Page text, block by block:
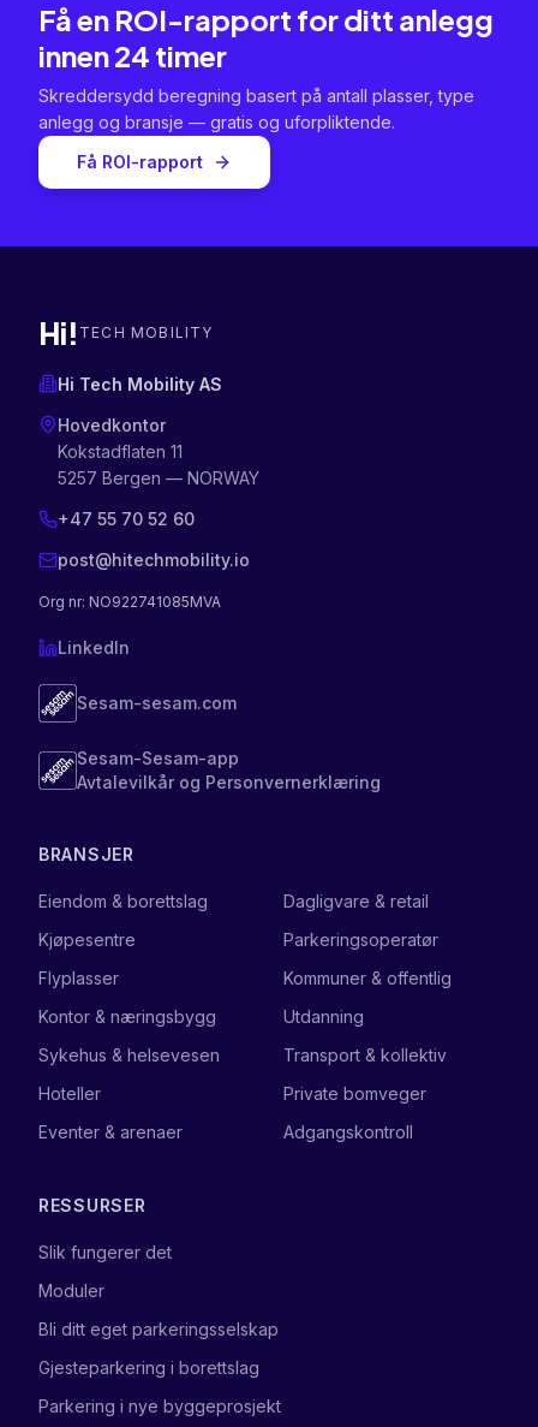
Få en ROI-rapport for ditt anlegg
innen 24 timer
Skreddersydd beregning basert på antall plasser, type
anlegg og bransje — gratis og uforpliktende.
Få ROI-rapport
Hi! TECH MOBILITY
Hi Tech Mobility AS
Hovedkontor
Kokstadflaten 11
5257 Bergen — NORWAY
+47 55 70 52 60
post@hitechmobility.io
Org nr: NO922741085MVA
LinkedIn
Sesam-sesam.com
Sesam-Sesam-app
Avtalevilkår og Personvernerklæring
BRANSJER
Eiendom & borettslag
Kjøpesentre
Flyplasser
Kontor & næringsbygg
Sykehus & helsevesen
Hoteller
Eventer & arenaer
Dagligvare & retail
Parkeringsoperatør
Kommuner & offentlig
Utdanning
Transport & kollektiv
Private bomveger
Adgangskontroll
RESSURSER
Slik fungerer det
Moduler
Bli ditt eget parkeringsselskap
Gjesteparkering i borettslag
Parkering i nye byggeprosjekt